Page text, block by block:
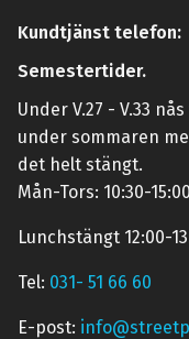
Kundtjänst telefon:
Semestertider.
Under V.27 - V.33
under sommaren
det helt stängt.
Mån-Tors: 10:30-15:00
Lunchstängt 12:00-
Tel: 031- 51 66 60
E-post: